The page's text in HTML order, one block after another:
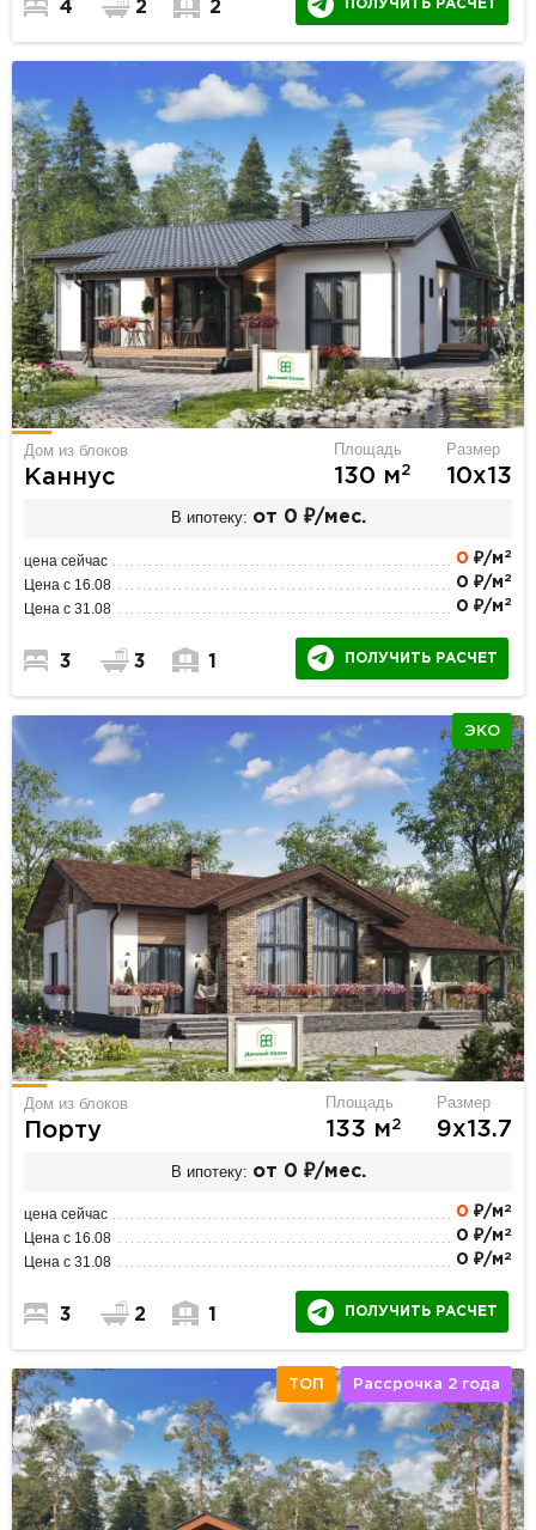
4 2 2 ПОЛУЧИТЬ РАСЧЕТ
Дом из блоков
Каннус
Площадь
130 м2
Размер
10х13
В ипотеку: от 0 ₽/мес.
цена сейчас 0 ₽/м 2
Цена с 16.08 0 ₽/м 2
Цена с 31.08 0 ₽/м 2
3 3 1 ПОЛУЧИТЬ РАСЧЕТ
ЭКО
Дом из блоков
Порту
Площадь
133 м2
Размер
9х13.7
В ипотеку: от 0 ₽/мес.
цена сейчас 0 ₽/м 2
Цена с 16.08 0 ₽/м 2
Цена с 31.08 0 ₽/м 2
3 2 1 ПОЛУЧИТЬ РАСЧЕТ
ТОП Рассрочка 2 года